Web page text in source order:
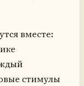
вместе:
стимулы